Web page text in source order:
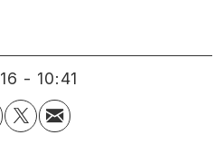
- 10:41